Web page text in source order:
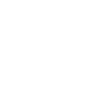
ofrece varias